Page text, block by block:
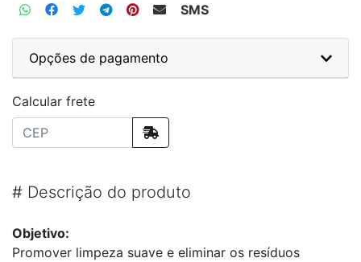
SMS
Opções de pagamento
Calcular frete
# Descrição do produto
Objetivo:
Promover limpeza suave e eliminar os resíduos